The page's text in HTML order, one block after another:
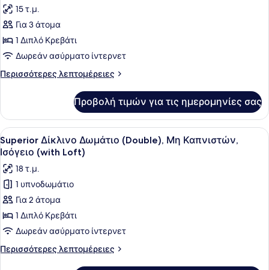
(Hollywood)
φωτογραφιών
για
Standard
Δίκλινο
Δωμάτιο
Καπνιστών,
Ισόγειο
(with
Loft)
15 τ.μ.
Για 3 άτομα
1 Διπλό Κρεβάτι
Δωρεάν ασύρματο ίντερνετ
Περισσότερες λεπτομέρειες
Περισσότερες
Δίκλινο
Δωμάτιο
(Double),
Μη
Καπνιστών,
Ισόγειο
(with
Loft)
Προβολή τιμών για τις ημερομηνίες σας
Προβολή
όλων
των
φωτογραφιών
για
Superior
Δίκλινο
Δωμάτιο
(Double),
Μη
Ένα μικρό υπνοδωμάτιο με ένα
5
Superior Δίκλινο Δωμάτιο (Double), Μη Καπνιστών,
Ισόγειο (with Loft)
18 τ.μ.
1 υπνοδωμάτιο
Για 2 άτομα
1 Διπλό Κρεβάτι
Δωρεάν ασύρματο ίντερνετ
Περισσότερες λεπτομέρειες
Περισσότερες